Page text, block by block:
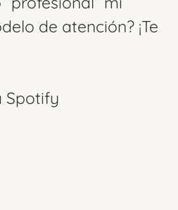
de atención? ¡Te
Spotify